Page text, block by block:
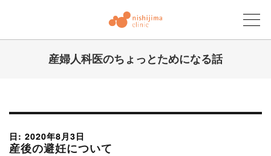
産婦人科医のちょっとためになる話
日: 2020年8月3日
産後の避妊について